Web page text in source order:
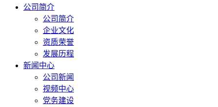
公司简介
公司简介
企业文化
资质荣誉
发展历程
新闻中心
公司新闻
视频中心
党务建设